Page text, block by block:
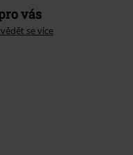
vás
se více